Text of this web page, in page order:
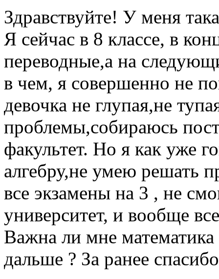
Здравствуйте! У меня
Я сейчас в 8 классе, в
переводные,а на
в чем, я совершенно не
девочка не глупая,не
проблемы,собираюсь
факультет. Но я как уже
алгебру,не умею решать
все экзамены на 3 , не
университет, и вообще
Важна ли мне математика
дальше ? За ранее